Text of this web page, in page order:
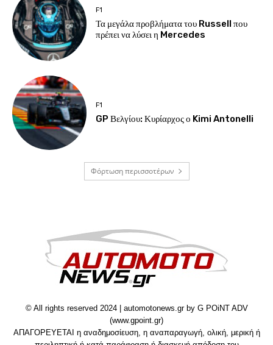
F1
Τα μεγάλα προβλήματα του Russell που
πρέπει να λύσει η Mercedes
F1
GP Βελγίου: Κυρίαρχος ο Kimi Antonelli
Φόρτωση περισσοτέρων
© All rights reserved 2024 | automotonews.gr by G POiNT ADV
(www.gpoint.gr)
ΑΠΑΓΟΡΕΥΕΤΑΙ η αναδημοσίευση, η αναπαραγωγή, ολική, μερική ή